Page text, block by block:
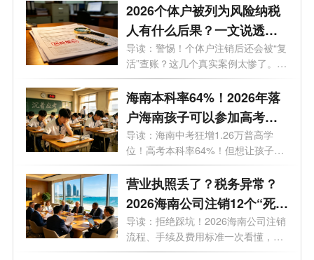
2026个体户被列为风险纳税
人有什么后果？一文说透原
因与解除办法
导读：警惕！个体户注销后还会被“复
活”查账？这几个真实案例太惨了。
最...
海南本科率64%！2026年落
户海南孩子可以参加高考
吗？答案来了！
导读：海南中考狂增1.26万普高学
位！高考本科率64%！但想让孩子来
海南高考...
营业执照丢了？税务异常？
2026海南公司注销12个“死
结”一次性解开，海南老板速
藏！
导读：拒绝踩坑！2026海南公司注销
流程、手续及费用标准一次看懂，少
走弯...